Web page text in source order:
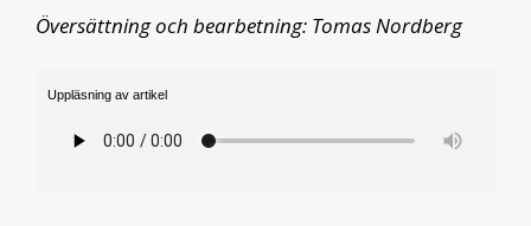
Översättning och bearbetning: Tomas Nordberg
Uppläsning av artikel